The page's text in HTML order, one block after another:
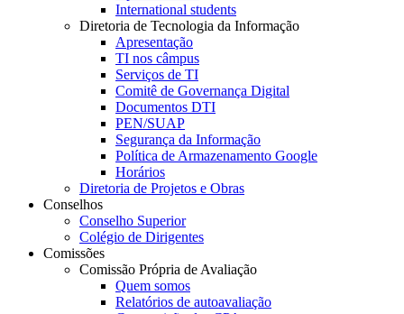
International students
Diretoria de Tecnologia da Informação
Apresentação
TI nos câmpus
Serviços de TI
Comitê de Governança Digital
Documentos DTI
PEN/SUAP
Segurança da Informação
Política de Armazenamento Google
Horários
Diretoria de Projetos e Obras
Conselhos
Conselho Superior
Colégio de Dirigentes
Comissões
Comissão Própria de Avaliação
Quem somos
Relatórios de autoavaliação